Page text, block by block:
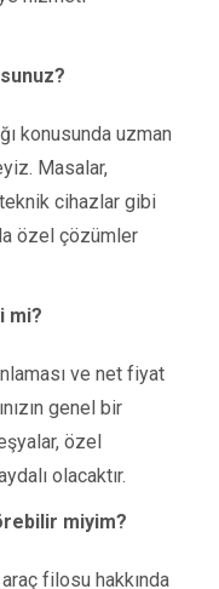
konusunda uzman
Masalar,
cihazlar gibi
özel çözümler
mi?
ve net fiyat
genel bir
özel
olacaktır.
miyim?
filosu hakkında